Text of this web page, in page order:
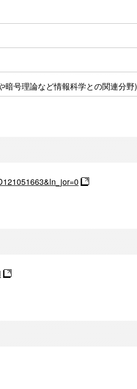
暗号理論など情報科学との関連分野)